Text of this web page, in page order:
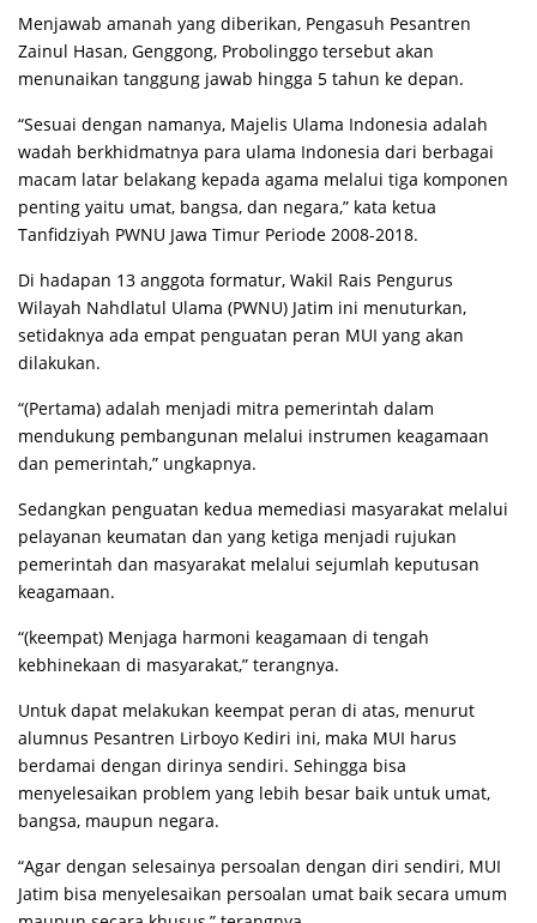
Menjawab amanah yang diberikan, Pengasuh Pesantren
Zainul Hasan, Genggong, Probolinggo tersebut akan
menunaikan tanggung jawab hingga 5 tahun ke depan.
“Sesuai dengan namanya, Majelis Ulama Indonesia adalah
wadah berkhidmatnya para ulama Indonesia dari berbagai
macam latar belakang kepada agama melalui tiga komponen
penting yaitu umat, bangsa, dan negara,” kata ketua
Tanfidziyah PWNU Jawa Timur Periode 2008-2018.
Di hadapan 13 anggota formatur, Wakil Rais Pengurus
Wilayah Nahdlatul Ulama (PWNU) Jatim ini menuturkan,
setidaknya ada empat penguatan peran MUI yang akan
dilakukan.
“(Pertama) adalah menjadi mitra pemerintah dalam
mendukung pembangunan melalui instrumen keagamaan
dan pemerintah,” ungkapnya.
Sedangkan penguatan kedua memediasi masyarakat melalui
pelayanan keumatan dan yang ketiga menjadi rujukan
pemerintah dan masyarakat melalui sejumlah keputusan
keagamaan.
“(keempat) Menjaga harmoni keagamaan di tengah
kebhinekaan di masyarakat,” terangnya.
Untuk dapat melakukan keempat peran di atas, menurut
alumnus Pesantren Lirboyo Kediri ini, maka MUI harus
berdamai dengan dirinya sendiri. Sehingga bisa
menyelesaikan problem yang lebih besar baik untuk umat,
bangsa, maupun negara.
“Agar dengan selesainya persoalan dengan diri sendiri, MUI
Jatim bisa menyelesaikan persoalan umat baik secara umum